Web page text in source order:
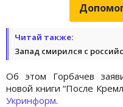
Читай также:
Запад смирился с
Об этом Горбачев
новой книги “После
Укринформ.